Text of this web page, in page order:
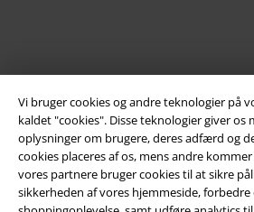
Vi bruger cookies og andre teknologier på
kaldet "cookies". Disse teknologier giver os
oplysninger om brugere, deres adfærd og
cookies placeres af os, mens andre
vores partnere bruger cookies til at sikre
sikkerheden af ​​vores hjemmeside, forbedre
Juridisk
Salgs-, medlems- & leveringsbetingelser